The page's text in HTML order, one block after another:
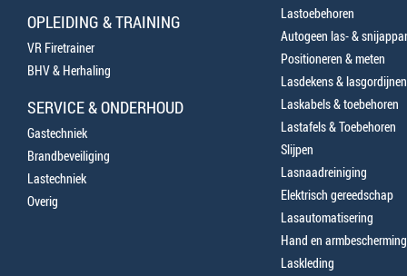
OPLEIDING & TRAINING
VR Firetrainer
BHV & Herhaling
SERVICE & ONDERHOUD
Gastechniek
Brandbeveiliging
Lastechniek
Overig
Lastoebehoren
Autogeen las- &
Positioneren & meten
Lasdekens & lasgordijnen
Laskabels & toebehoren
Lastafels & Toebehoren
Slijpen
Lasnaadreiniging
Elektrisch gereedschap
Lasautomatisering
Hand en armbescherming
Laskleding